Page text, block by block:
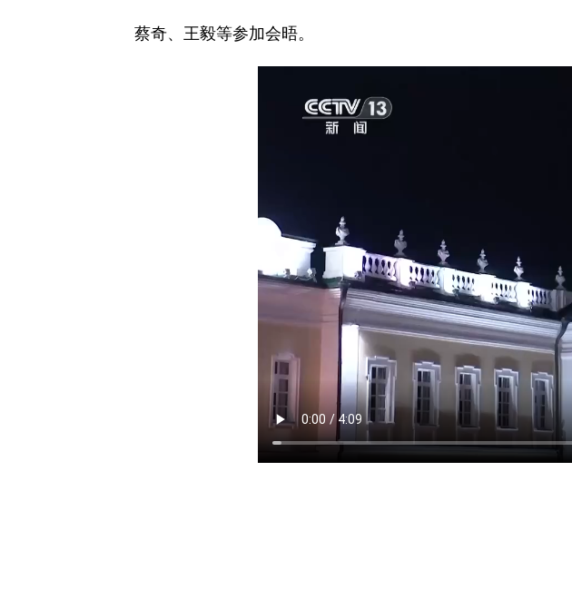
蔡奇、王毅等参加会晤。